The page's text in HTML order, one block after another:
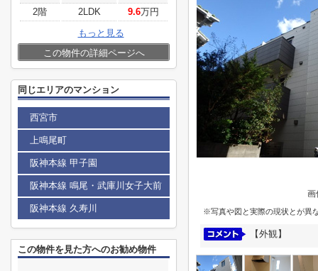
画
※写真や図と実際の現状とが異
【外観】
2階
2LDK 9.6万円
もっと見る
この物件の詳細ページへ
同じエリアのマンション
西宮市
上鳴尾町
阪神本線 甲子園
阪神本線 鳴尾・武庫川女子大前
阪神本線 久寿川
この物件を見た方へのお勧め物件